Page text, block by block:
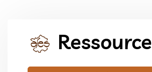
Ressource